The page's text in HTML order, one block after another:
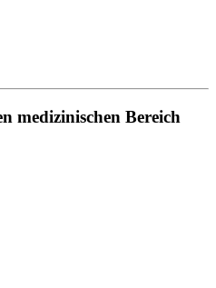
medizinischen Bereich